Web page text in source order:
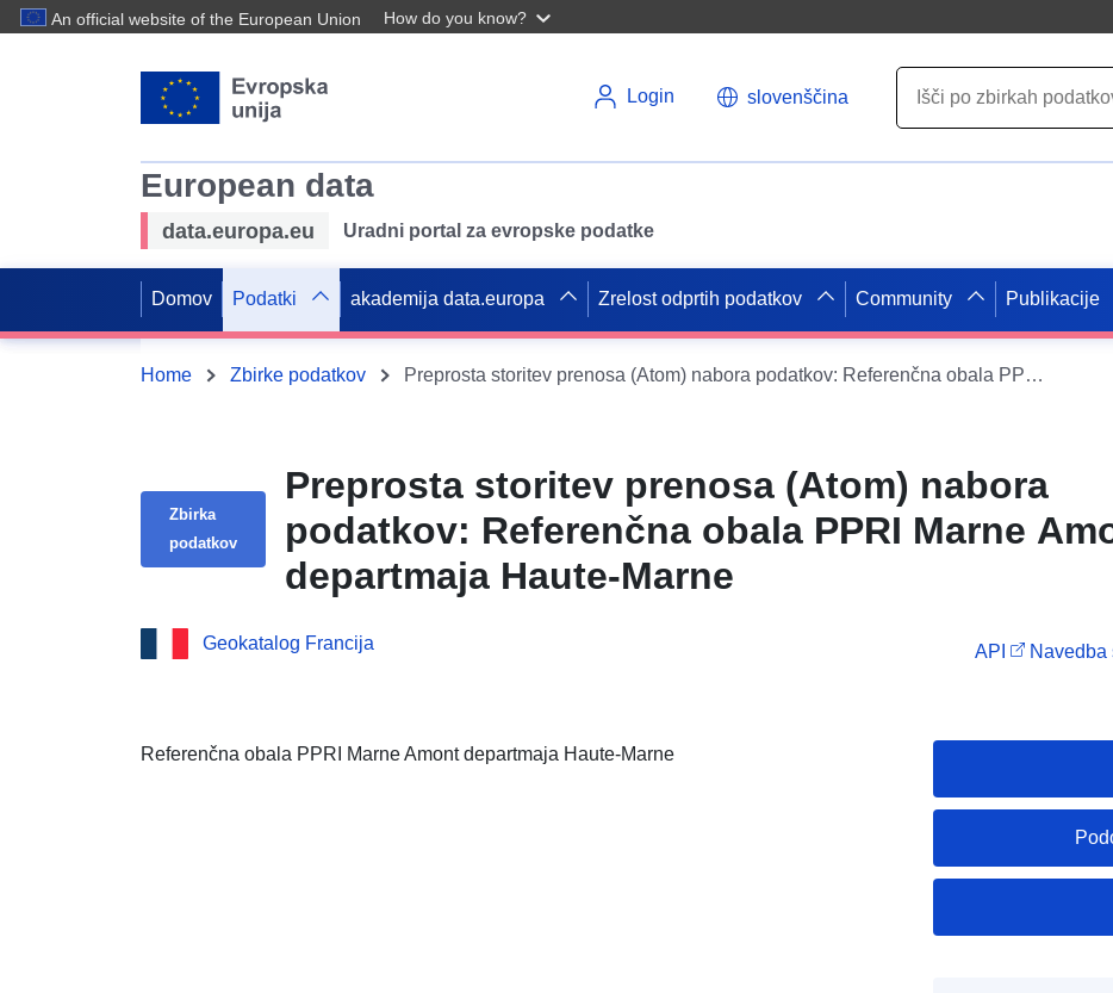
An official website of the European Union How do you know?
Login slovenščina
European data
data.europa.eu Uradni portal za evropske podatke
Domov Podatki akademija data.europa Zrelost odprtih podatkov Community Publikacije
Home Zbirke podatkov Preprosta storitev prenosa (Atom) nabora podatkov: Referenčna obala PPRI Marne Amont departmaja Haute-Marne
Zbirka
podatkov
Preprosta storitev prenosa (Atom) nabora
podatkov: Referenčna obala PPRI Marne
departmaja Haute-Marne
Geokatalog Francija API Navedba
Referenčna obala PPRI Marne Amont departmaja Haute-Marne